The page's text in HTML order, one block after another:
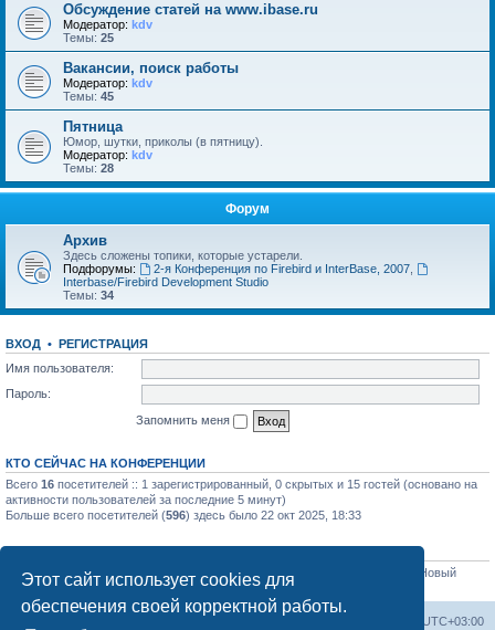
Этот сайт использует cookies для
обеспечения своей корректной работы.
Обсуждение статей на www.ibase.ru
Модератор: kdv
Темы: 25
Вакансии, поиск работы
Модератор: kdv
Темы: 45
Пятница
Юмор, шутки, приколы (в пятницу).
Модератор: kdv
Темы: 28
Форум
Архив
Здесь сложены топики, которые устарели.
Подфорумы:
2-я Конференция по Firebird и InterBase, 2007,
Interbase/Firebird Development Studio
Темы: 34
ВХОД • РЕГИСТРАЦИЯ
Имя пользователя:
Пароль:
Запомнить меня
КТО СЕЙЧАС НА КОНФЕРЕНЦИИ
Всего 16 посетителей :: 1 зарегистрированный, 0 скрытых и 15 гостей (основано на
активности пользователей за последние 5 минут)
Больше всего посетителей (596) здесь было 22 окт 2025, 18:33
Всего сообщений:
4331
• Новый
пользователь:sim84
UTC+03:00